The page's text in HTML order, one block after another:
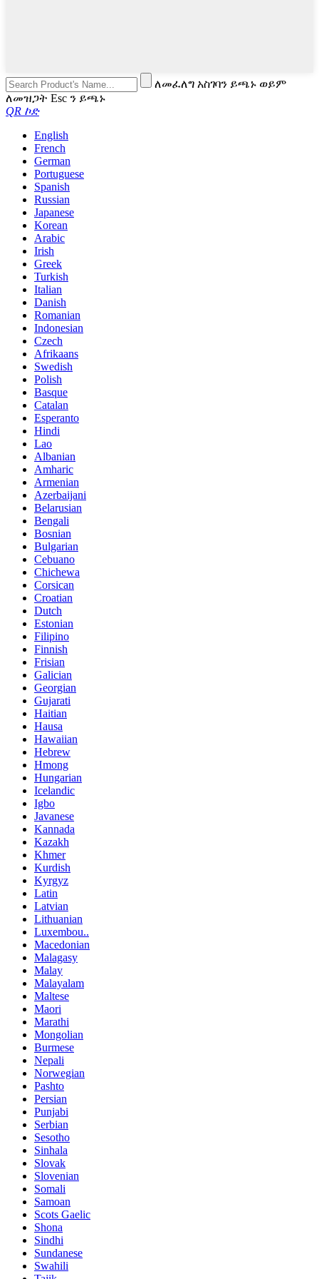
ለመፈለግ አስገባን ይጫኑ ወይም
ለመዝጋት Esc ን ይጫኑ
QR ኮድ
English
French
German
Portuguese
Spanish
Russian
Japanese
Korean
Arabic
Irish
Greek
Turkish
Italian
Danish
Romanian
Indonesian
Czech
Afrikaans
Swedish
Polish
Basque
Catalan
Esperanto
Hindi
Lao
Albanian
Amharic
Armenian
Azerbaijani
Belarusian
Bengali
Bosnian
Bulgarian
Cebuano
Chichewa
Corsican
Croatian
Dutch
Estonian
Filipino
Finnish
Frisian
Galician
Georgian
Gujarati
Haitian
Hausa
Hawaiian
Hebrew
Hmong
Hungarian
Icelandic
Igbo
Javanese
Kannada
Kazakh
Khmer
Kurdish
Kyrgyz
Latin
Latvian
Lithuanian
Luxembou..
Macedonian
Malagasy
Malay
Malayalam
Maltese
Maori
Marathi
Mongolian
Burmese
Nepali
Norwegian
Pashto
Persian
Punjabi
Serbian
Sesotho
Sinhala
Slovak
Slovenian
Somali
Samoan
Scots Gaelic
Shona
Sindhi
Sundanese
Swahili